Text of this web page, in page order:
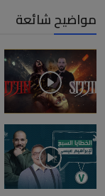
مواضيح شائعة